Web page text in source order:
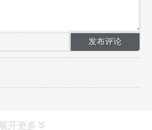
展开更多